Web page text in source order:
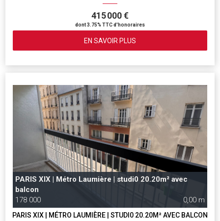
415 000 €
dont 3.75% TTC d'honoraires
EN SAVOIR PLUS
PARIS XIX | Métro Laumière | studi0 20.20m² avec
balcon
178 000
0,00 m
PARIS XIX | MÉTRO LAUMIÈRE | STUDI0 20.20M² AVEC BALCON